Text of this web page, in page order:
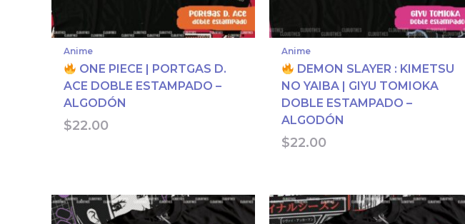
Anime
ONE PIECE | PORTGAS D.
ACE DOBLE ESTAMPADO –
ALGODÓN
$22.00
Anime
DEMON SLAYER : KIMETSU
NO YAIBA | GIYU TOMIOKA
DOBLE ESTAMPADO –
ALGODÓN
$22.00